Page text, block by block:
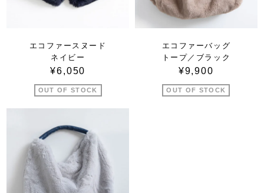
エコファースヌード
ネイビー
¥6,050
OUT OF STOCK
エコファーバッグ
トープ／ブラック
¥9,900
OUT OF STOCK